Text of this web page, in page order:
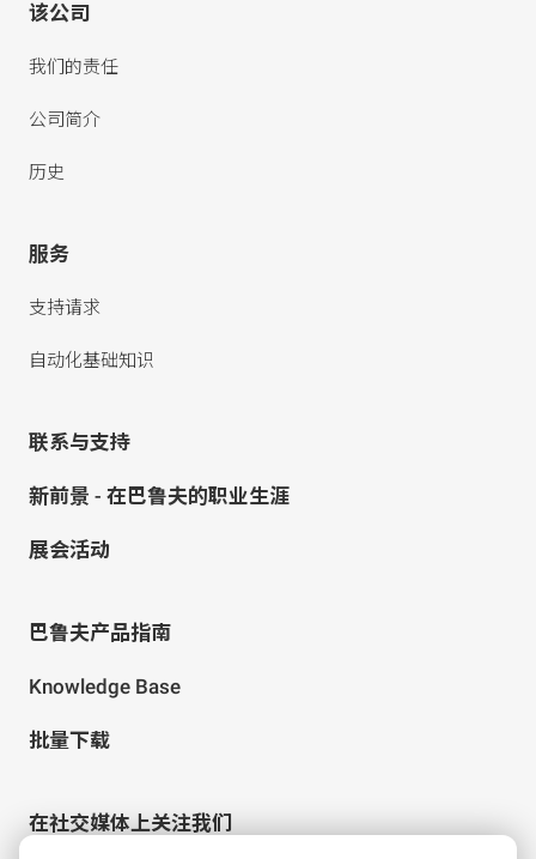
该公司
我们的责任
公司简介
历史
服务
支持请求
自动化基础知识
联系与支持
新前景 - 在巴鲁夫的职业生涯
展会活动
巴鲁夫产品指南
Knowledge Base
批量下载
在社交媒体上关注我们